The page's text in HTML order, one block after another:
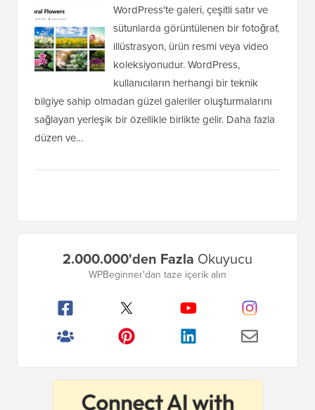
WordPress'te galeri, çeşitli satır ve
sütunlarda görüntülenen bir fotoğraf,
illüstrasyon, ürün resmi veya video
koleksiyonudur. WordPress,
kullanıcıların herhangi bir teknik
bilgiye sahip olmadan güzel galeriler oluşturmalarını
sağlayan yerleşik bir özellikle birlikte gelir. Daha fazla
düzen ve…
2.000.000'den Fazla Okuyucu
WPBeginner'dan taze içerik alın